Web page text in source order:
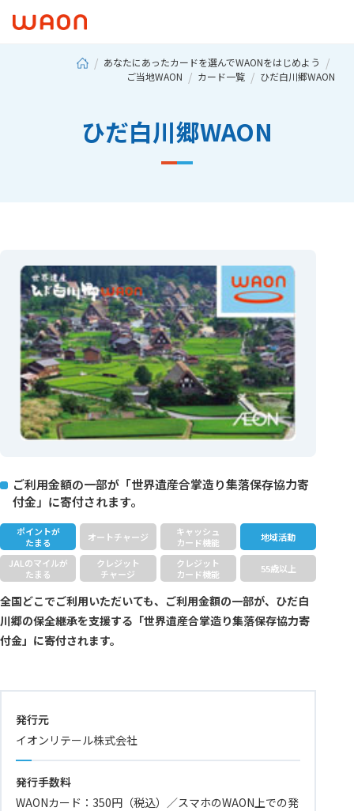
あなたにあったカードを選んでWAONをはじめよう
ご当地WAON
カード一覧 ひだ白川郷WAON
ひだ白川郷WAON
ご利用金額の一部が「世界遺産合掌造り集落保存協力寄
付金」に寄付されます。
ポイントが
たまる
オートチャージ
キャッシュ
カード機能
地域活動
JALのマイルが
たまる
クレジット
チャージ
クレジット
カード機能
55歳以上
全国どこでご利用いただいても、ご利用金額の一部が、ひだ白
川郷の保全継承を支援する「世界遺産合掌造り集落保存協力寄
付金」に寄付されます。
発行元
イオンリテール株式会社
発行手数料
WAONカード：350円（税込）／スマホのWAON上での発